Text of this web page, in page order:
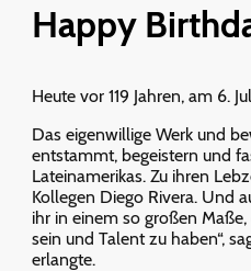
Happy
Heute vor 119 Jahren, am 6.
Das eigenwillige Werk und
entstammt, begeistern und
Lateinamerikas. Zu ihren
Kollegen Diego Rivera. Und
ihr in einem so großen
sein und Talent zu haben“,
erlangte.